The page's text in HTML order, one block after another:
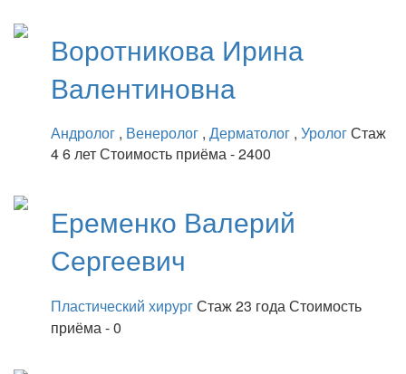
Воротникова Ирина
Валентиновна
Андролог , Венеролог , Дерматолог , УрологСтаж
4 6 летСтоимость приёма - 2400
Еременко Валерий
Сергеевич
Пластический хирургСтаж 23 года Стоимость
приёма - 0